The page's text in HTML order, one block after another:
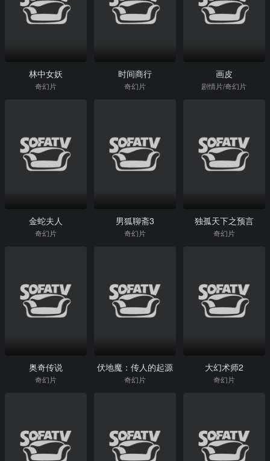
林中女妖
奇幻片
时间商行
奇幻片
画皮
剧情片/奇幻片
金蛇夫人
奇幻片
男狐聊斋3
奇幻片
独孤天下之预言
奇幻片
奥奇传说
奇幻片
伏地魔：传人的起源
奇幻片
大幻术师2
奇幻片